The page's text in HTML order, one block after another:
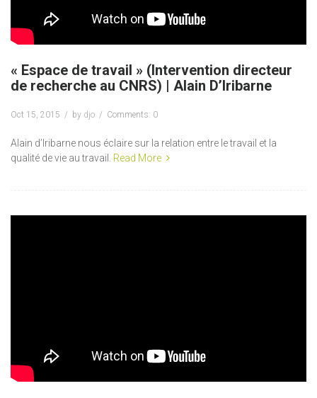
« Espace de travail » (Intervention directeur
de recherche au CNRS) | Alain D’Iribarne
Oct 15, 2015 by djo Comments: 0
Alain d’Iribarne nous éclaire sur la relation entre le travail et la
qualité de vie au travail. Read More